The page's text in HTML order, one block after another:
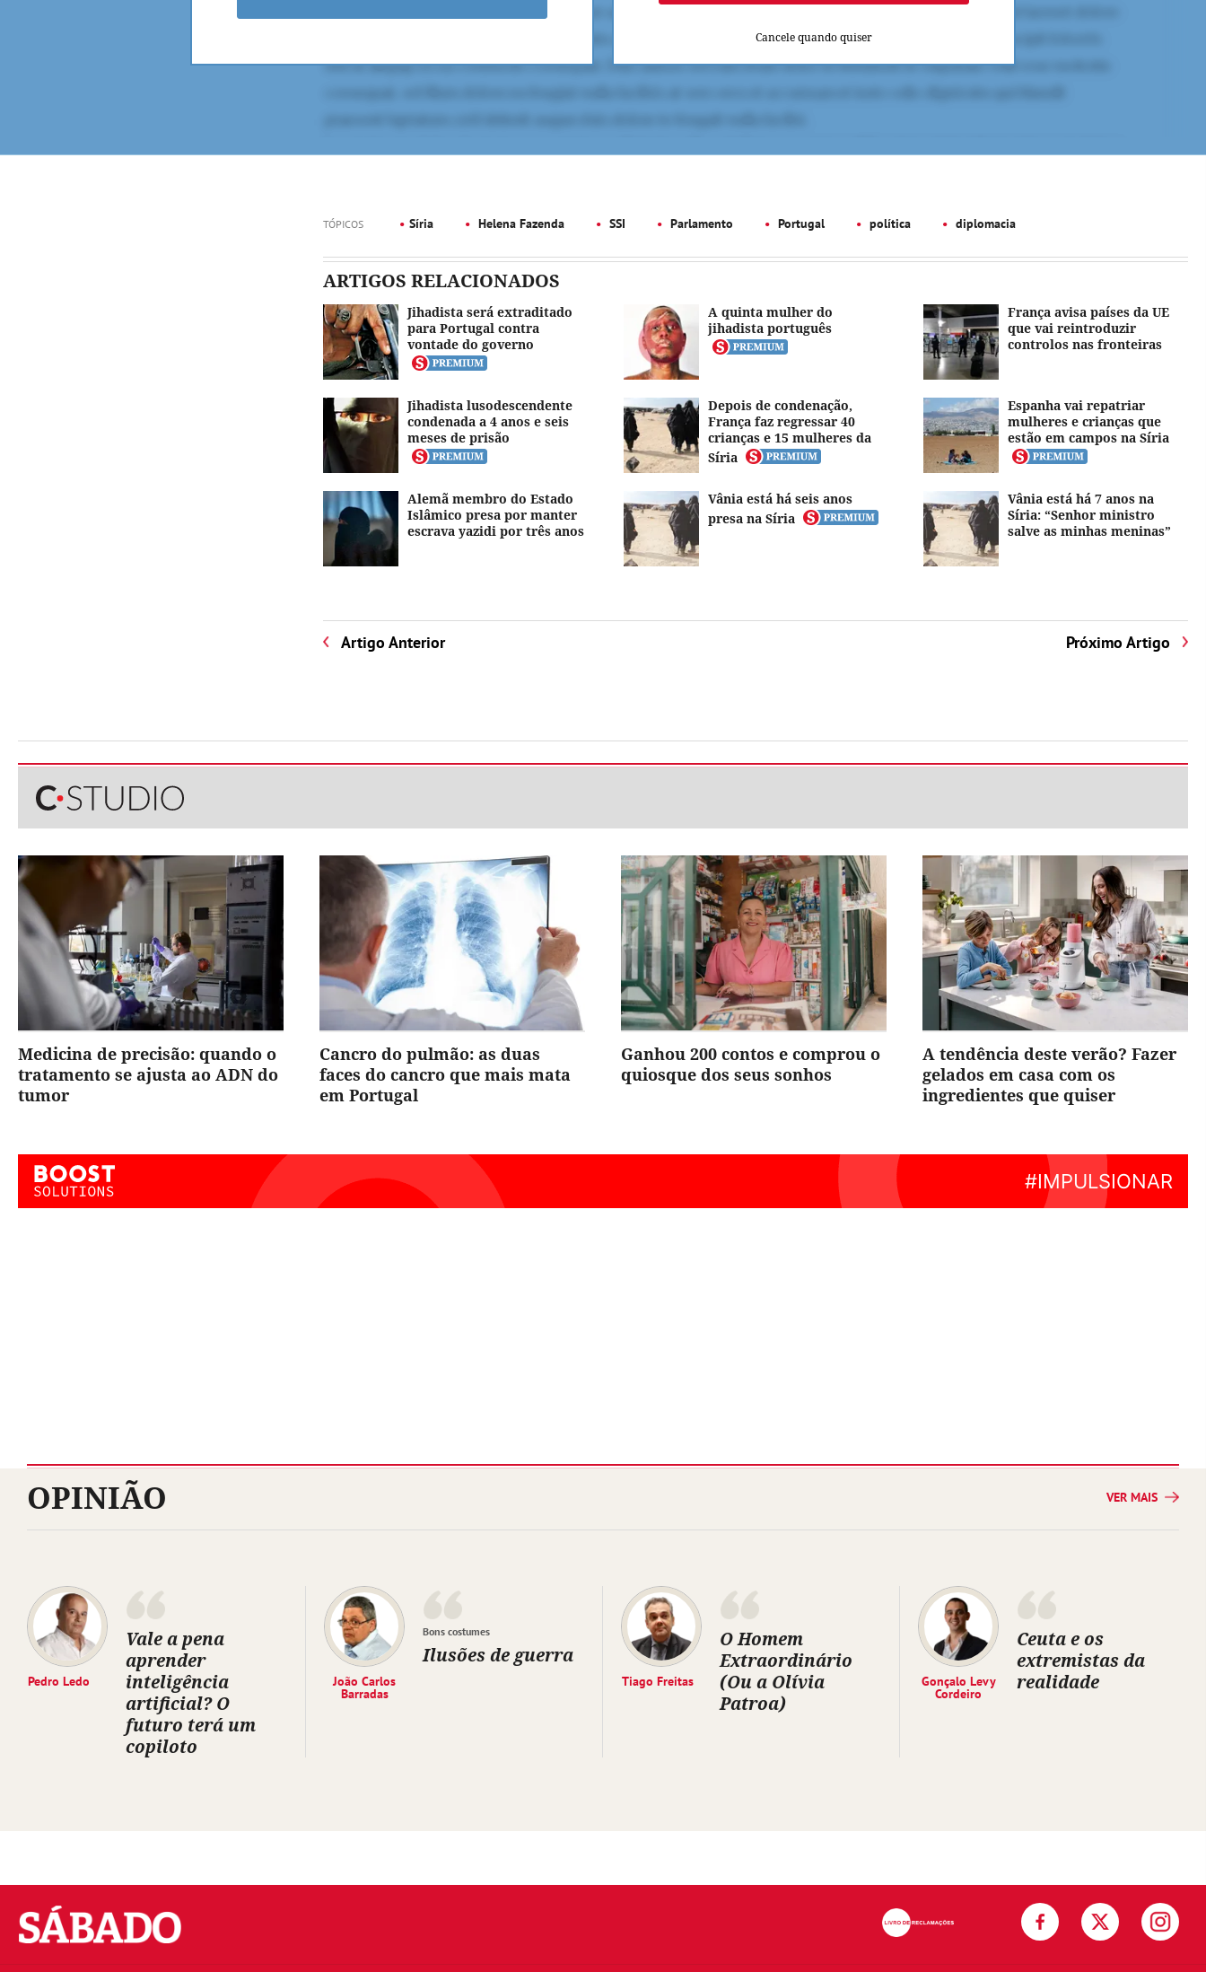
Cancele quando quiser
TÓPICOS Síria Helena Fazenda SSI Parlamento Portugal política diplomacia
ARTIGOS RELACIONADOS
Jihadista será extraditado
para Portugal contra
vontade do governo
A quinta mulher do
jihadista português
França avisa países da UE
que vai reintroduzir
controlos nas fronteiras
Jihadista lusodescendente
condenada a 4 anos e seis
meses de prisão
Depois de condenação,
França faz regressar 40
crianças e 15 mulheres da
Síria
Espanha vai repatriar
mulheres e crianças que
estão em campos na Síria
Alemã membro do Estado
Islâmico presa por manter
escrava yazidi por três anos
Vânia está há seis anos
presa na Síria
Vânia está há 7 anos na
Síria: “Senhor ministro
salve as minhas meninas”
Artigo Anterior Próximo Artigo
Medicina de precisão: quando o
tratamento se ajusta ao ADN do
tumor
Cancro do pulmão: as duas
faces do cancro que mais mata
em Portugal
Ganhou 200 contos e comprou o
quiosque dos seus sonhos
A tendência deste verão? Fazer
gelados em casa com os
ingredientes que quiser
OPINIÃO VER MAIS
Pedro Ledo
Vale a pena
aprender
inteligência
artificial? O
futuro terá um
copiloto
João Carlos
Barradas
Bons costumes
Ilusões de guerra
Tiago Freitas
O Homem
Extraordinário
(Ou a Olívia
Patroa)
Gonçalo Levy
Cordeiro
Ceuta e os
extremistas da
realidade
Sábado